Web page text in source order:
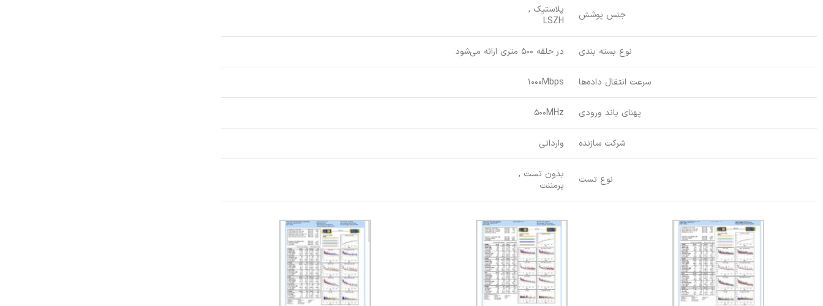
جنس پوشش
پلاستیک ,
LSZH
نوع بسته بندی در حلقه 500 متری ارائه می‌شود
سرعت انتقال داده‌ها 1000Mbps
پهنای باند ورودی 500MHz
شرکت سازنده وارداتی
نوع تست
بدون تست ,
پرمننت